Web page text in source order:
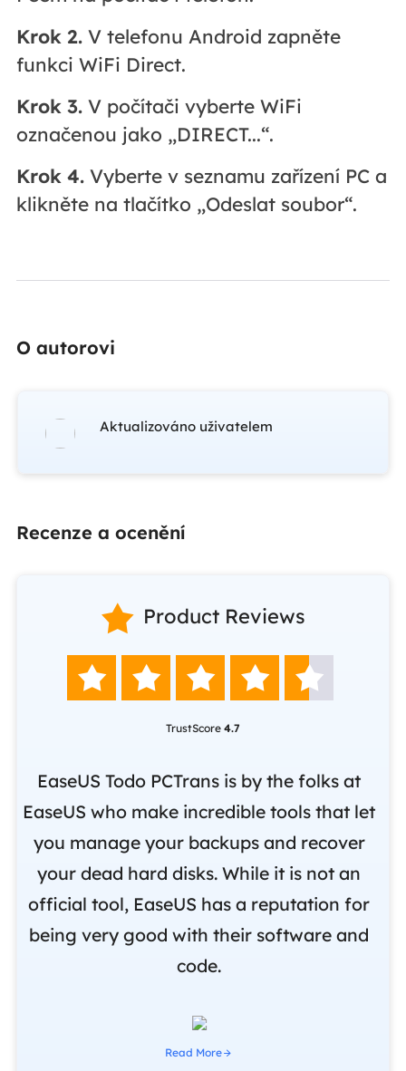
Krok 2.V telefonu Android zapněte
funkci WiFi Direct.
Krok 3.V počítači vyberte WiFi
označenou jako „DIRECT...“.
Krok 4.Vyberte v seznamu zařízení PC a
klikněte na tlačítko „Odeslat soubor“.
O autorovi
Aktualizováno uživatelem
Recenze a ocenění
 Product Reviews
    
TrustScore 4.7
EaseUS Todo PCTrans is by the folks at
EaseUS who make incredible tools that let
you manage your backups and recover
your dead hard disks. While it is not an
official tool, EaseUS has a reputation for
being very good with their software and
code.
Read More